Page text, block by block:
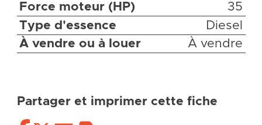
Force moteur (HP)
35
Type d'essence
Diesel
À vendre ou à louer
À vendre
Partager et imprimer cette fiche